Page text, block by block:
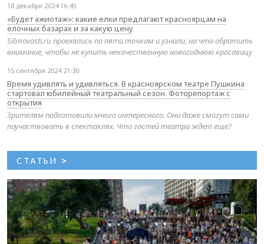
18 декабря 2024 16:45
«Будет ажиотаж»: какие елки предлагают красноярцам на
елочных базарах и за какую цену
Sibnovosti.ru проехались по пяти точкам и узнали, на что обратить
внимание, чтобы не купить некачественную новогоднюю красавицу
15 сентября 2024 21:30
Время удивлять и удивляться. В красноярском театре Пушкина
стартовал юбилейный театральный сезон. Фоторепортаж с
открытия
Зрителям подготовили много интересного. Они даже смогут сами
поучаствовать в спектаклях. Что гостей театра ждет еще?
СТАТЬИ >